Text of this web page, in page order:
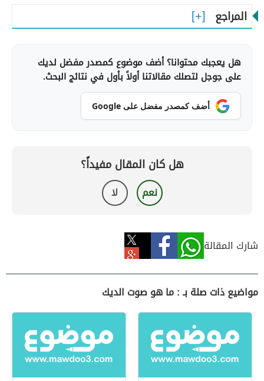
المراجع
هل يعجبك محتوانا؟ أضف موضوع كمصدر مفضل لديك
على جوجل لتصلك مقالاتنا أولاً بأول في نتائج البحث.
أضف كمصدر مفضل على Google
هل كان المقال مفيداً؟
نعم لا
شارك المقالة
مواضيع ذات صلة بـ : ما هو صوت الديك